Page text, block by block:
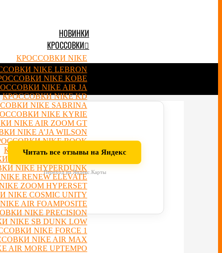
НОВИНКИ
КРОССОВКИ
КРОССОВКИ NIKE
NIKE LEBRON
NIKE KOBE
NIKE AIR JA
КРОССОВКИ NIKE KD
NIKE SABRINA
NIKE KYRIE
NIKE AIR ZOOM GT
NIKE A’JA WILSON
NIKE BOOK
КРОССОВКИ NIKE PG
GREEK FREAK
NIKE HYPERDUNK
RENEW ELEVATE
ZOOM HYPERSET
COSMIC UNITY
AIR FOAMPOSITE
NIKE PRECISION
NIKE SB DUNK LOW
NIKE FORCE 1
NIKE AIR MAX
MORE UPTEMPO
Читать все отзывы на Яндекс
Переход на Яндекс.Карты